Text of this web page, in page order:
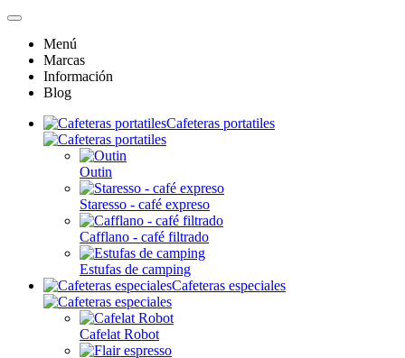
Menú
Marcas
Información
Blog
Cafeteras portatiles
Outin
Staresso - café expreso
Cafflano - café filtrado
Estufas de camping
Cafeteras especiales
Cafelat Robot